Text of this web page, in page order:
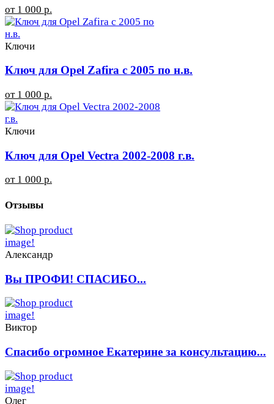
от 1 000 р.
Ключи
Ключ для Opel Zafira с 2005 по н.в.
от 1 000 р.
Ключи
Ключ для Opel Vectra 2002-2008 г.в.
от 1 000 р.
Отзывы
Александр
Вы ПРОФИ! СПАСИБО...
Виктор
Спасибо огромное Екатерине за консультацию...
Олег